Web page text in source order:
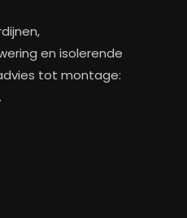
en isolerende
tot montage: